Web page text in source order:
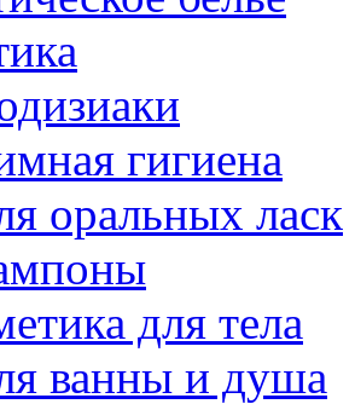
гигиена
оральных ласк
для тела
ванны и душа